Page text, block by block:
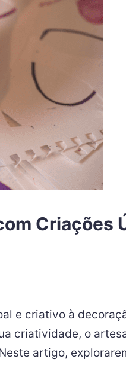
Criações
e criativo à
criatividade, o
artigo,